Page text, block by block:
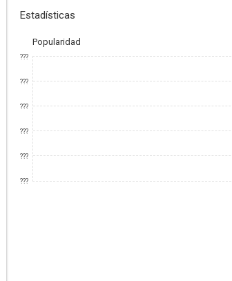
Estadísticas
Popularidad
???
???
???
???
???
???